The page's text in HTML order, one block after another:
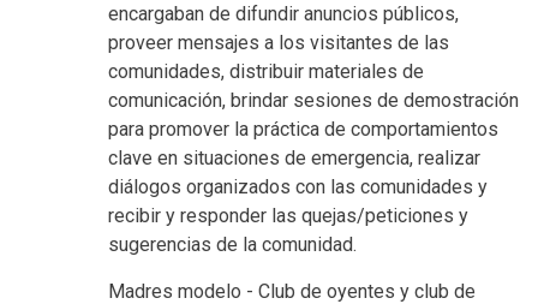
encargaban de difundir anuncios públicos,
proveer mensajes a los visitantes de las
comunidades, distribuir materiales de
comunicación, brindar sesiones de demostración
para promover la práctica de comportamientos
clave en situaciones de emergencia, realizar
diálogos organizados con las comunidades y
recibir y responder las quejas/peticiones y
sugerencias de la comunidad.
Madres modelo - Club de oyentes y club de